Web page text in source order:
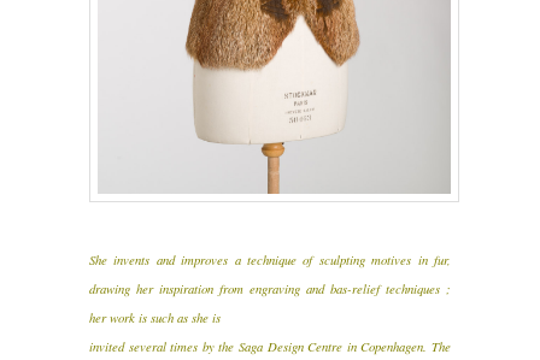
She invents and improves a technique of sculpting motives in fur,
drawing her inspiration from engraving and bas-relief techniques ;
her work is such as she is
invited several times by the Saga Design Centre in Copenhagen. The